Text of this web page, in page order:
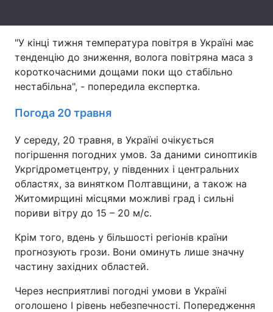
Тема оформлення
"У кінці тижня температура повітря в Україні має
тенденцію до зниження, волога повітряна маса з
короткочасними дощами поки що стабільно
нестабільна", - попередила експертка.
Погода 20 травня
У середу, 20 травня, в Україні очікується
погіршення погодних умов. За даними синоптиків
Укргідрометцентру, у південних і центральних
областях, за винятком Полтавщини, а також на
Житомирщині місцями можливі град і сильні
пориви вітру до 15 – 20 м/с.
Крім того, вдень у більшості регіонів країни
прогнозують грози. Вони оминуть лише значну
частину західних областей.
Через несприятливі погодні умови в Україні
оголошено I рівень небезпечності. Попередження